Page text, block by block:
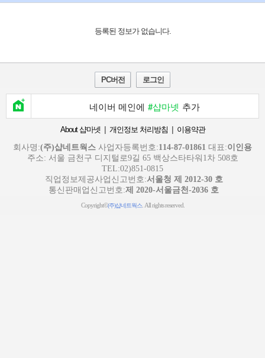
등록된 정보가 없습니다.
PC버전 로그인
네이버 메인에 #샵마넷 추가
About 샵마넷 | 개인정보 처리방침 | 이용약관
회사명:(주)샵네트웍스 사업자등록번호:114-87-01861 대표:이인용
주소: 서울 금천구 디지털로9길 65 백상스타타워1차 508호
TEL:02)851-0815
직업정보제공사업신고번호:서울청 제 2012-30 호
통신판매업신고번호:제 2020-서울금천-2036 호
Copyright©(주)샵네트웍스. All rights reserved.